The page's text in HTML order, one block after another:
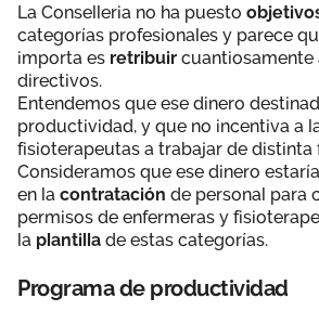
La Conselleria no ha puesto
categorías profesionales y parece
importa es retribuir cuantiosamente
directivos.
Entendemos que ese dinero
productividad, y que no incentiva a
fisioterapeutas a trabajar de distinta
Consideramos que ese dinero
en la contratación de personal para
permisos de enfermeras y
la plantilla de estas categorías.
Programa de productividad